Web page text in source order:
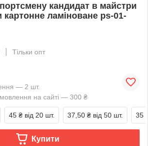
кандидат в майстри
картонне ламіноване ps-01-
Тільки опт
— 2 шт.
на сайті — 300 ₴
45 ₴ від 20 шт. 37,50 ₴ від 50 шт. 35
Купити